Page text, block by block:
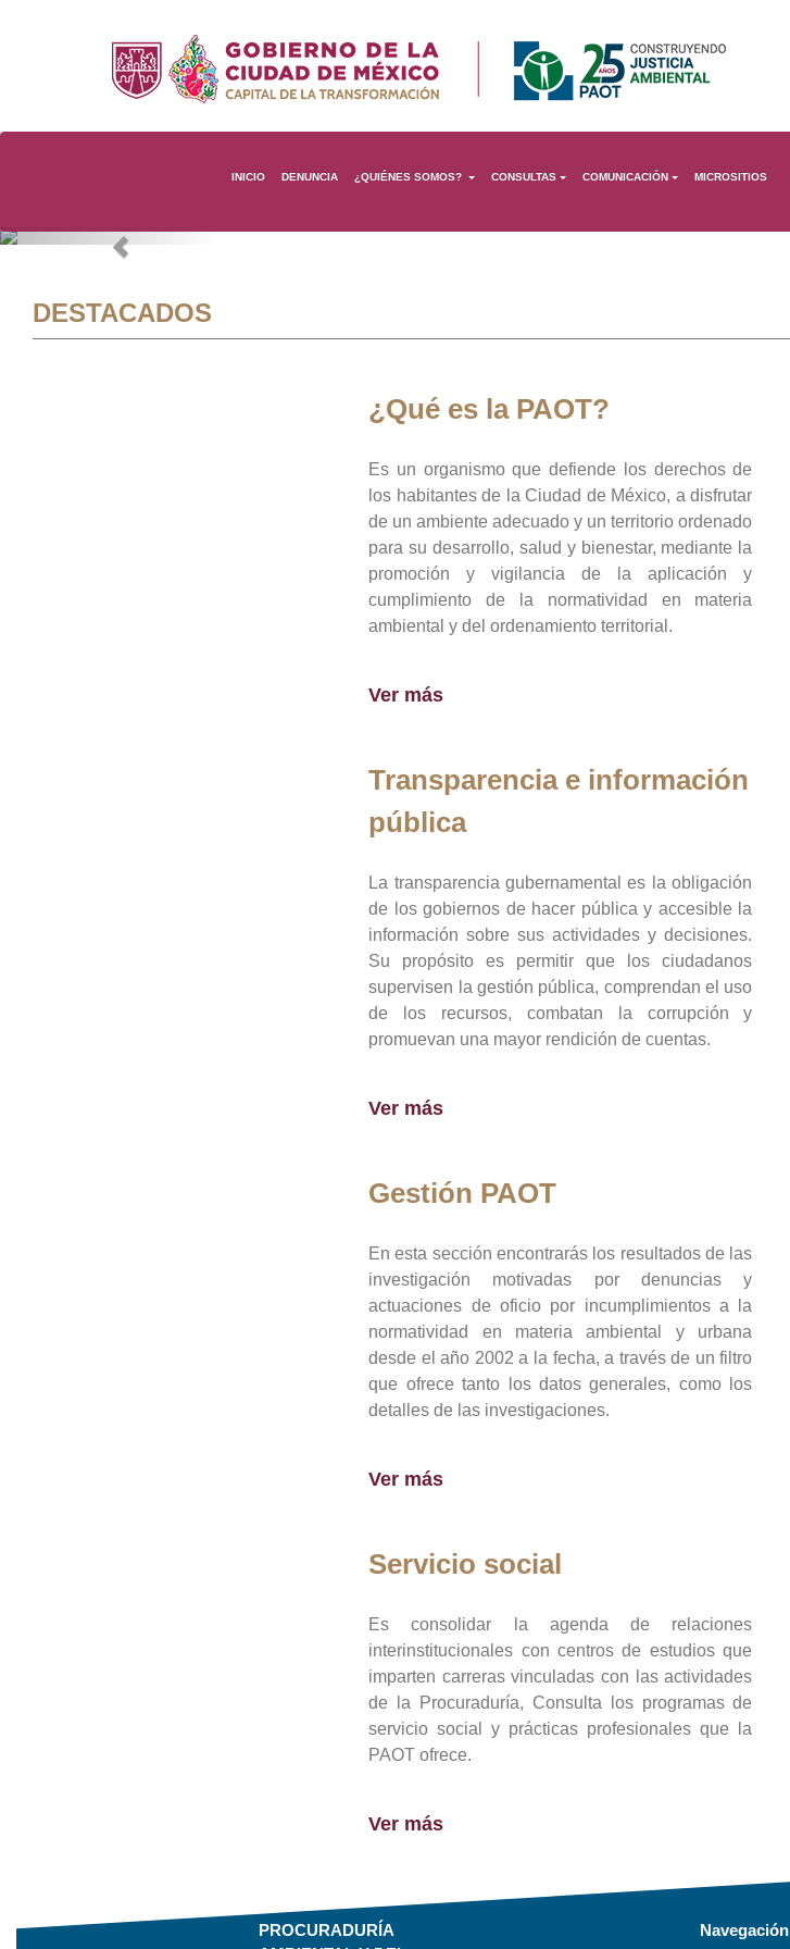
INICIO DENUNCIA ¿QUIÉNES SOMOS? CONSULTAS COMUNICACIÓN MICROSITIOS
Previous
DESTACADOS
¿Qué es la PAOT?
Es un organismo que defiende los derechos de
los habitantes de la Ciudad de México, a disfrutar
de un ambiente adecuado y un territorio ordenado
para su desarrollo, salud y bienestar, mediante la
promoción y vigilancia de la aplicación y
cumplimiento de la normatividad en materia
ambiental y del ordenamiento territorial.
Ver más
Transparencia e información
pública
La transparencia gubernamental es la obligación
de los gobiernos de hacer pública y accesible la
información sobre sus actividades y decisiones.
Su propósito es permitir que los ciudadanos
supervisen la gestión pública, comprendan el uso
de los recursos, combatan la corrupción y
promuevan una mayor rendición de cuentas.
Ver más
Gestión PAOT
En esta sección encontrarás los resultados de las
investigación motivadas por denuncias y
actuaciones de oficio por incumplimientos a la
normatividad en materia ambiental y urbana
desde el año 2002 a la fecha, a través de un filtro
que ofrece tanto los datos generales, como los
detalles de las investigaciones.
Ver más
Servicio social
Es consolidar la agenda de relaciones
interinstitucionales con centros de estudios que
imparten carreras vinculadas con las actividades
de la Procuraduría, Consulta los programas de
servicio social y prácticas profesionales que la
PAOT ofrece.
Ver más
PROCURADURÍA
Navegación